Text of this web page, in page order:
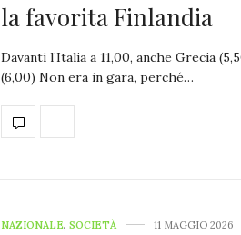
la favorita Finlandia
Davanti l’Italia a 11,00, anche Grecia
(6,00) Non era in gara, perché…
NAZIONALE, SOCIETÀ 11 MAGGIO 2026